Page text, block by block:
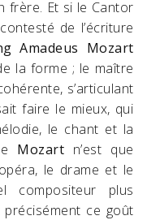
frère. Et si le Cantor
de l’écriture
Amadeus Mozart
la forme ; le maître
s’articulant
faire le mieux, qui
le chant et la
Mozart n’est que
le drame et le
compositeur plus
précisément ce goût